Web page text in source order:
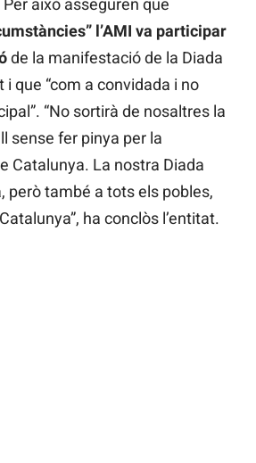
això asseguren que
l’AMI va participar
de la manifestació de la Diada
que “com a convidada i no
“No sortirà de nosaltres la
sense fer pinya per la
Catalunya. La nostra Diada
però també a tots els pobles,
ha conclòs l’entitat.